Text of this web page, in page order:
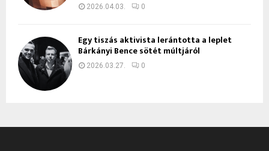
2026.04.03. 0
Egy tiszás aktivista lerántotta a leplet
Bárkányi Bence sötét múltjáról
2026.03.27. 0